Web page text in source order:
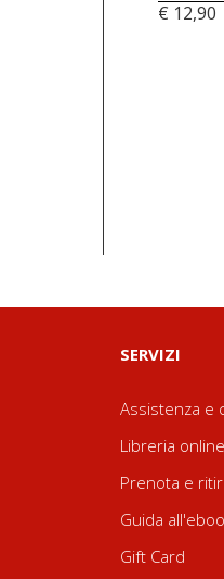
€ 12,90
SERVIZI
Assistenza e
Libreria online
Prenota e
Guida
Gift Card